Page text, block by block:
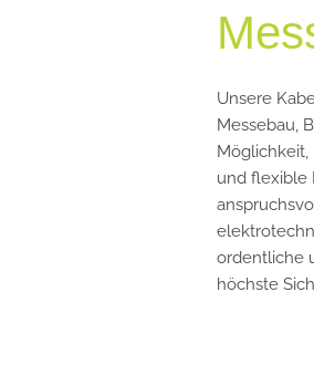
Unsere
Messebau,
und flexible
ordentliche
höchste